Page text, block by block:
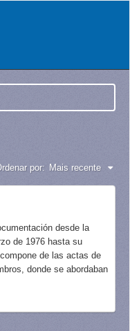
por: Mais recente
desde la
de 1976 hasta su
de las actas de
donde se abordaban